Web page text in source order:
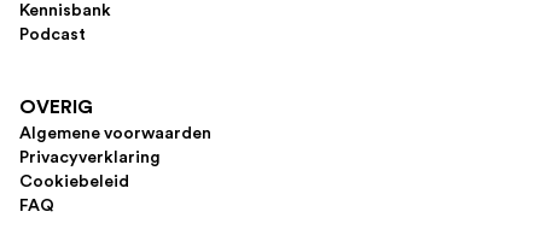
Kennisbank
Podcast
OVERIG
Algemene voorwaarden
Privacyverklaring
Cookiebeleid
FAQ